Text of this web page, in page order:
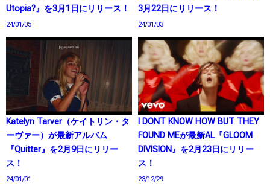
Utopia?』を3月1日にリリース！
24/01/05
3月22日にリリース！
24/01/03
Katelyn Tarver（ケイトリン・タ
ーヴァー）が最新アルバム
『Quitter』を2月9日にリリー
ス！
24/01/01
I DONT KNOW HOW BUT THEY
FOUND MEが最新AL『GLOOM
DIVISION』を2月23日にリリー
ス！
23/12/29